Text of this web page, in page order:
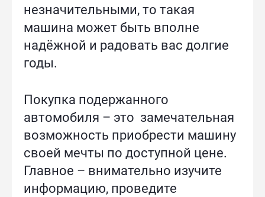
незначительными, то такая
машина может быть вполне
надёжной и радовать вас долгие
годы.
Покупка подержанного
автомобиля – это замечательная
возможность приобрести машину
своей мечты по доступной цене.
Главное – внимательно изучите
информацию, проведите